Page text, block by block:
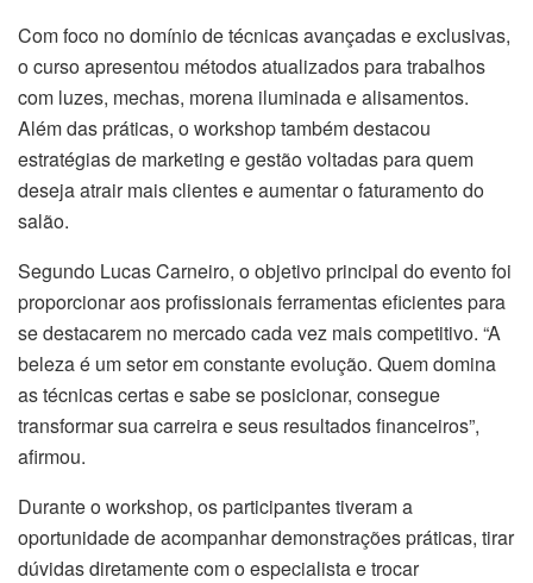
Com foco no domínio de técnicas avançadas e exclusivas,
o curso apresentou métodos atualizados para trabalhos
com luzes, mechas, morena iluminada e alisamentos.
Além das práticas, o workshop também destacou
estratégias de marketing e gestão voltadas para quem
deseja atrair mais clientes e aumentar o faturamento do
salão.
Segundo Lucas Carneiro, o objetivo principal do evento foi
proporcionar aos profissionais ferramentas eficientes para
se destacarem no mercado cada vez mais competitivo. “A
beleza é um setor em constante evolução. Quem domina
as técnicas certas e sabe se posicionar, consegue
transformar sua carreira e seus resultados financeiros”,
afirmou.
Durante o workshop, os participantes tiveram a
oportunidade de acompanhar demonstrações práticas, tirar
dúvidas diretamente com o especialista e trocar